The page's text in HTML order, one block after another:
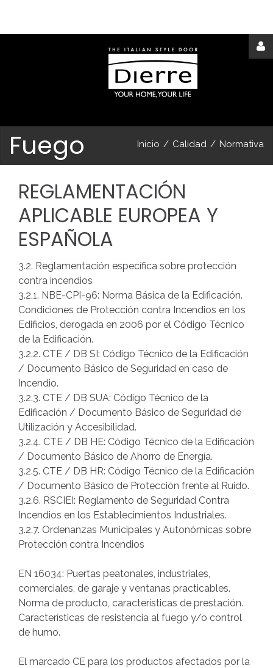
Fuego Inicio / Calidad / Normativa
REGLAMENTACIÓN
APLICABLE EUROPEA Y
ESPAÑOLA
3.2. Reglamentación específica sobre protección
contra incendios
3.2.1. NBE-CPI-96: Norma Básica de la Edificación.
Condiciones de Protección contra Incendios en los
Edificios, derogada en 2006 por el Código Técnico
de la Edificación.
3.2.2. CTE / DB SI: Código Técnico de la Edificación
/ Documento Básico de Seguridad en caso de
Incendio.
3.2.3. CTE / DB SUA: Código Técnico de la
Edificación / Documento Básico de Seguridad de
Utilización y Accesibilidad.
3.2.4. CTE / DB HE: Código Técnico de la Edificación
/ Documento Básico de Ahorro de Energía.
3.2.5. CTE / DB HR: Código Técnico de la Edificación
/ Documento Básico de Protección frente al Ruido.
3.2.6. RSCIEI: Reglamento de Seguridad Contra
Incendios en los Establecimientos Industriales.
3.2.7. Ordenanzas Municipales y Autonómicas sobre
Protección contra Incendios
EN 16034: Puertas peatonales, industriales,
comerciales, de garaje y ventanas practicables.
Norma de producto, características de prestación.
Características de resistencia al fuego y/o control
de humo.
El marcado CE para los productos afectados por la
Acceder
registrarse
IDENTIFICARSE
me
¿Recordar
usuario?
/
contraseña?